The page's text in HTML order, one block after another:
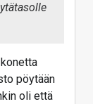
pöytään
oli että